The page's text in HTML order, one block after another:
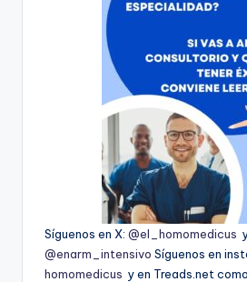
Síguenos en X: @el_homomedicus
@enarm_intensivo Síguenos en
homomedicus y en Treads.net